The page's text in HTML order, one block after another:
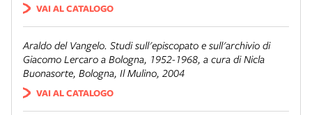
VAI AL CATALOGO
Araldo del Vangelo. Studi sull'episcopato e sull'archivio di
Giacomo Lercaro a Bologna, 1952-1968, a cura di Nicla
Buonasorte, Bologna, Il Mulino, 2004
VAI AL CATALOGO